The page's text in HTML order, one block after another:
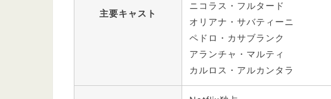
主要キャスト
ニコラス・フルタード
オリアナ・サバティーニ
ペドロ・カサブランク
アランチャ・マルティ
カルロス・アルカンタラ